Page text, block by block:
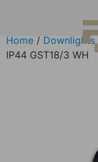
Home / Downlights
IP44 GST18/3 WH